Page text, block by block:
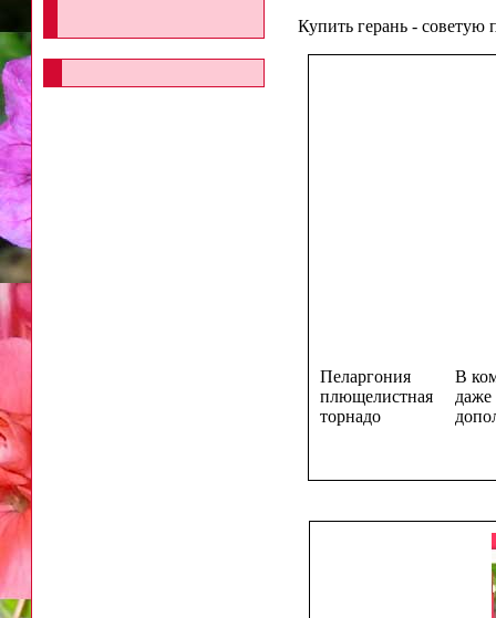
Купить герань - советую
Пеларгония
плющелистная
торнадо
В
даже